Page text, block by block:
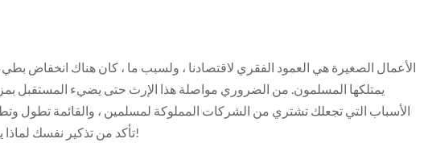
الأعمال الصغيرة هي العمود الفقري لاقتصادنا ، ولسبب ما ، كان هناك انخفاض
يمتلكها المسلمون. من الضروري مواصلة هذا الإرث حتى يضيء المستقبل
الأسباب التي تجعلك تشتري من الشركات المملوكة لمسلمين ، والقائمة تطول
تأكد من تذكير نفسك لماذا يجب عليك دعم أعمالك المحلية أثناء التسوق!